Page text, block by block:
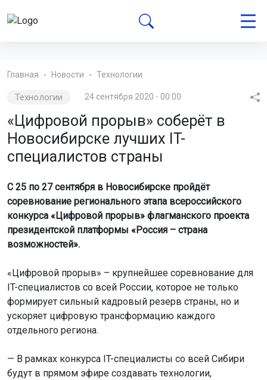
Главная Новости Технологии
Технологии 24 сентября 2020 - 00:00
«Цифровой прорыв» соберёт в
Новосибирске лучших IT-
специалистов страны
С 25 по 27 сентября в Новосибирске пройдёт
соревнование регионального этапа всероссийского
конкурса «Цифровой прорыв» флагманского проекта
президентской платформы «Россия – страна
возможностей».
«Цифровой прорыв» – крупнейшее соревнование для
IT-специалистов со всей России, которое не только
формирует сильный кадровый резерв страны, но и
ускоряет цифровую трансформацию каждого
отдельного региона.
— В рамках конкурса IT-специалисты со всей Сибири
будут в прямом эфире создавать технологии,